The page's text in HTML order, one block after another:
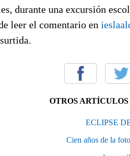
durante una excursión
leer el comentario en
OTROS
ECLIPSE
Cien años de la